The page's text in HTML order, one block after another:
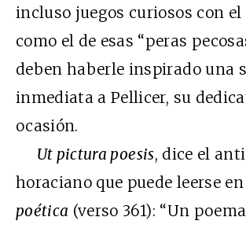
incluso juegos curiosos con el
como el de esas “peras
deben haberle inspirado una
inmediata a Pellicer, su
ocasión.
Ut pictura poesis, dice el
horaciano que puede leerse
poética (verso 361): “Un